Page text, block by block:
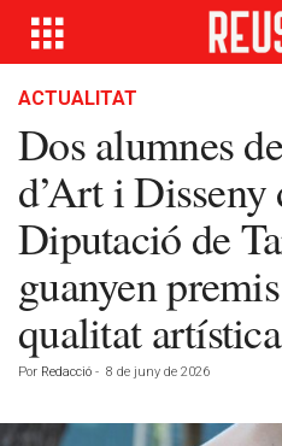
ACTUALITAT
Dos alumnes
d’Art i Disseny
Diputació de
guanyen
qualitat artística
Por Redacció - 8 de juny de 2026